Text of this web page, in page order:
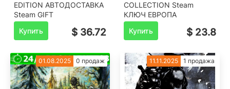
EDITION АВТОДОСТАВКА
Steam GIFT
Купить
$ 36.72
COLLECTION Steam
КЛЮЧ ЕВРОПА
Купить
$ 23.8
01.08.2025 0 продаж 11.11.2025 1 продажа